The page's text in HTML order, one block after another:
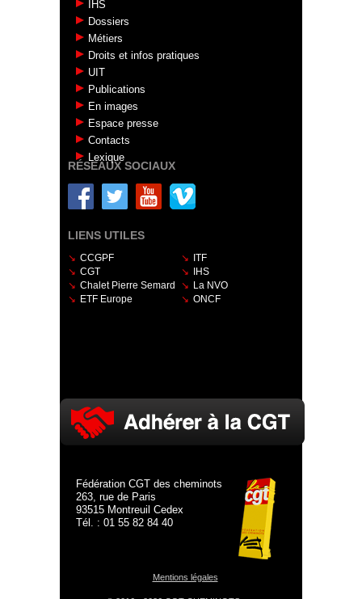
IHS
Dossiers
Métiers
Droits et infos pratiques
UIT
Publications
En images
Espace presse
Contacts
Lexique
RÉSEAUX SOCIAUX
LIENS UTILES
CCGPF
CGT
Chalet Pierre Semard
ETF Europe
ITF
IHS
La NVO
ONCF
Fédération CGT des cheminots
263, rue de Paris
93515 Montreuil Cedex
Tél. : 01 55 82 84 40
Mentions légales